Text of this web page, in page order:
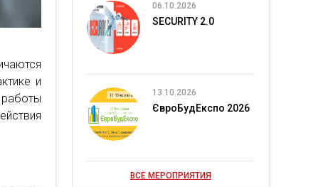
и
06.10.2026
SECURITY 2.0
13.10.2026
ЄвроБудЕкспо 2026
ВСЕ МЕРОПРИЯТИЯ